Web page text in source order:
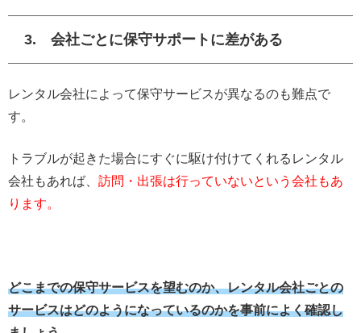
3. 会社ごとに保守サポートに差がある
レンタル会社によって保守サービスが異なるのも難点で
す。
トラブルが起きた場合にすぐに駆け付けてくれるレンタル
会社もあれば、 訪問・出張は行っていないという会社もあ
ります。
どこまでの保守サービスを望むのか、レンタル会社ごとの
サービスはどのようになっているのかを事前によく確認し